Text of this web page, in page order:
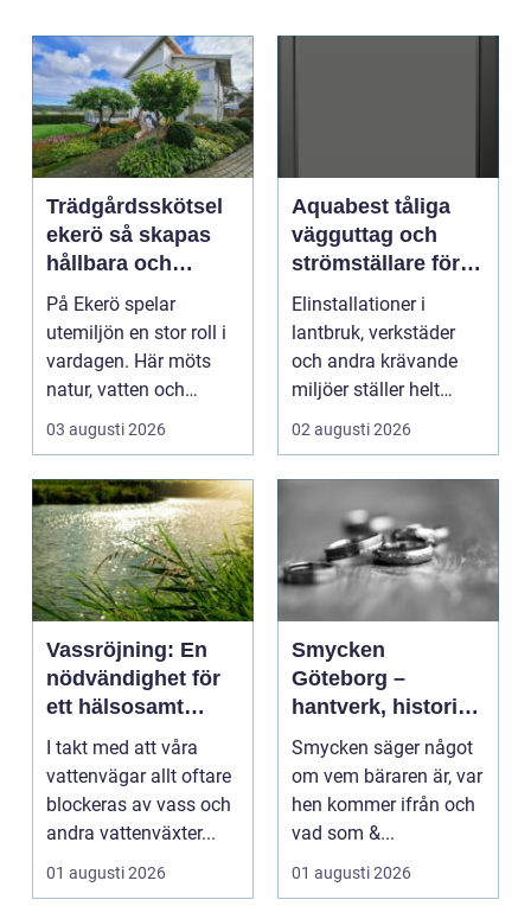
Trädgårdsskötsel
ekerö så skapas
hållbara och
välskötta
utemiljöer
På Ekerö spelar
utemiljön en stor roll i
vardagen. Här möts
natur, vatten och
bebyggelse på ett
sätt...
03 augusti 2026
Aquabest tåliga
vägguttag och
strömställare för
krävande miljöer
Elinstallationer i
lantbruk, verkstäder
och andra krävande
miljöer ställer helt
andra krav än i ett ...
02 augusti 2026
Vassröjning: En
nödvändighet för
ett hälsosamt
vattenlandskap
I takt med att våra
vattenvägar allt oftare
blockeras av vass och
andra vattenväxter...
01 augusti 2026
Smycken
Göteborg –
hantverk, historia
och personligt
uttryck
Smycken säger något
om vem bäraren är, var
hen kommer ifrån och
vad som &...
01 augusti 2026